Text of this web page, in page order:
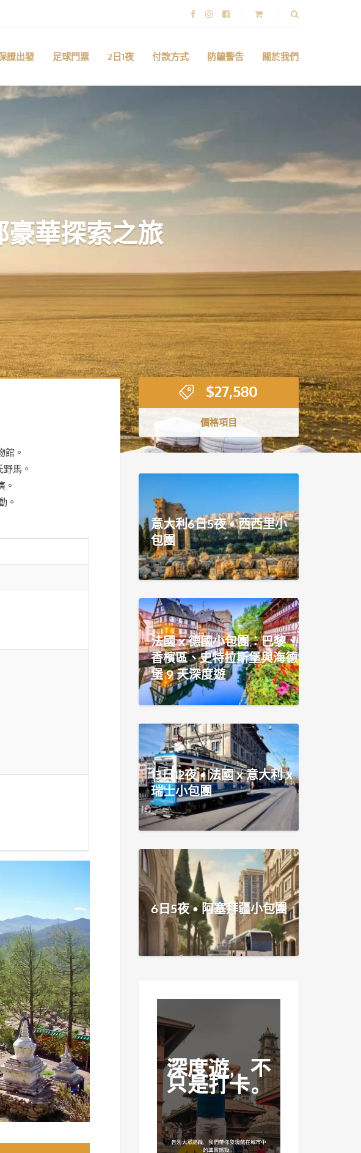
證出發 足球門票 2日1夜 付款方式 防騙警告 關於我們
華探索之旅
館。
馬。
。
。
$27,580
價格項目
意大利6日5夜 • 西西里小
包團
法國 x 德國小包團：巴黎、
香檳區、史特拉斯堡與海德
堡 9 天深度遊
13日12夜 • 法國 x 意大利 x
瑞士小包團
6日5夜 • 阿塞拜疆小包團